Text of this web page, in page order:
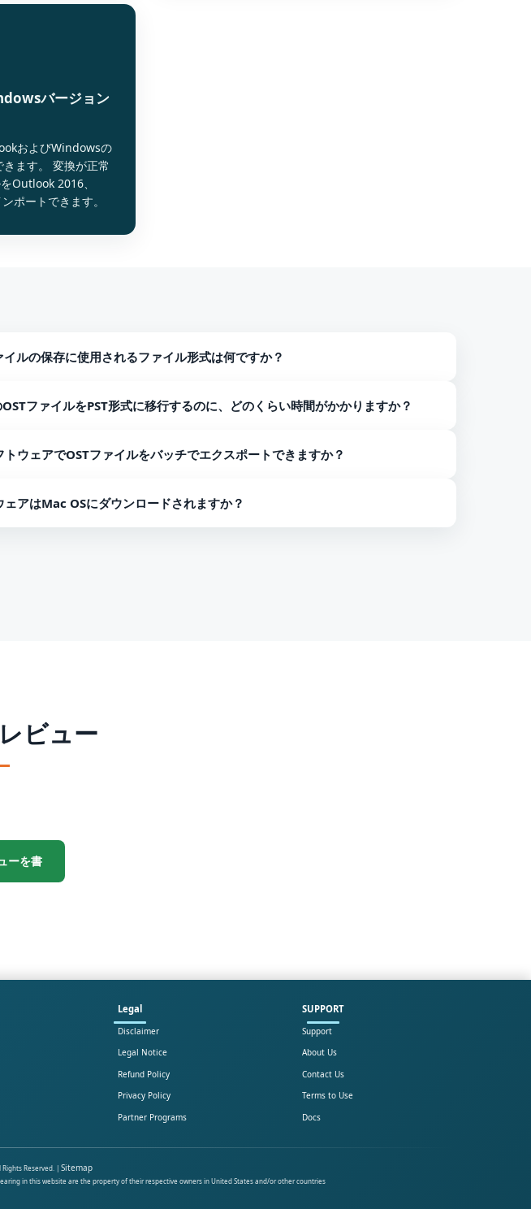
バージョン
およびWindowsの
ます。 変換が正常
Outlook 2016、
ポートできます。
イルの保存に使用されるファイル形式は何ですか？
できます。
ファイルをPST形式に移行するのに、どのくらい時間がかかりますか？
のサイズによって異なります。
トウェアでOSTファイルをバッチでエクスポートできますか？
変換プロセスがスムーズになります。
ェアはMac OSにダウンロードされますか？
ビュー
ーを書
Legal
Disclaimer
Legal Notice
Refund Policy
Privacy Policy
Partner Programs
SUPPORT
Support
About Us
Contact Us
Terms to Use
Docs
Reserved. | Sitemap
in this website are the property of their respective owners in United States and/or other countries